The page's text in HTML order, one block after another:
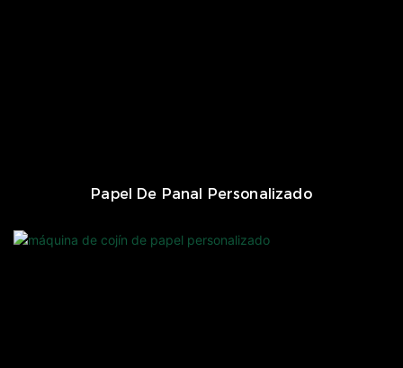
Papel De Panal Personalizado